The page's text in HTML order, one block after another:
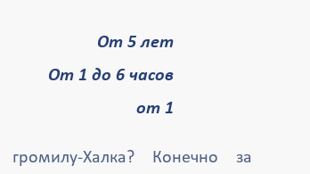
От 5 лет
От 1 до 6 часов
от 1
Халка? Конечно за